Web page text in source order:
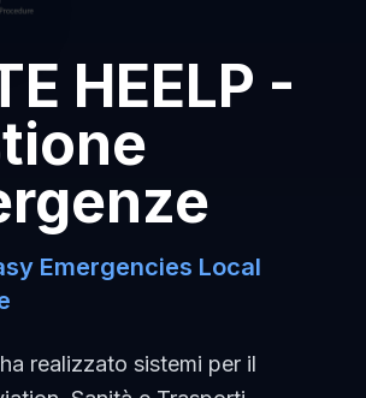
HEELP -
Emergencies Local
realizzato sistemi per il